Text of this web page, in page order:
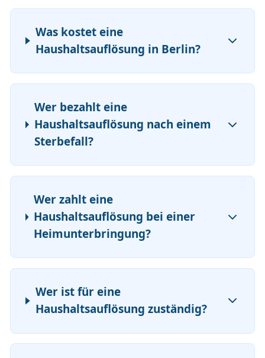
Was kostet eine
Haushaltsauflösung in Berlin?
Wer bezahlt eine
Haushaltsauflösung nach einem
Sterbefall?
Wer zahlt eine
Haushaltsauflösung bei einer
Heimunterbringung?
Wer ist für eine
Haushaltsauflösung zuständig?